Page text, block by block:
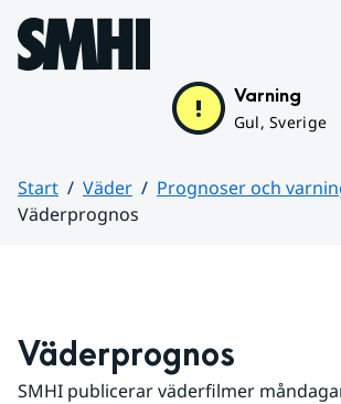
Hoppa till sidans innehåll
Varning
Gul, Sverige
Start Väder
Prognoser och
Väderprognos
Väderprognos
SMHI publicerar väderfilmer